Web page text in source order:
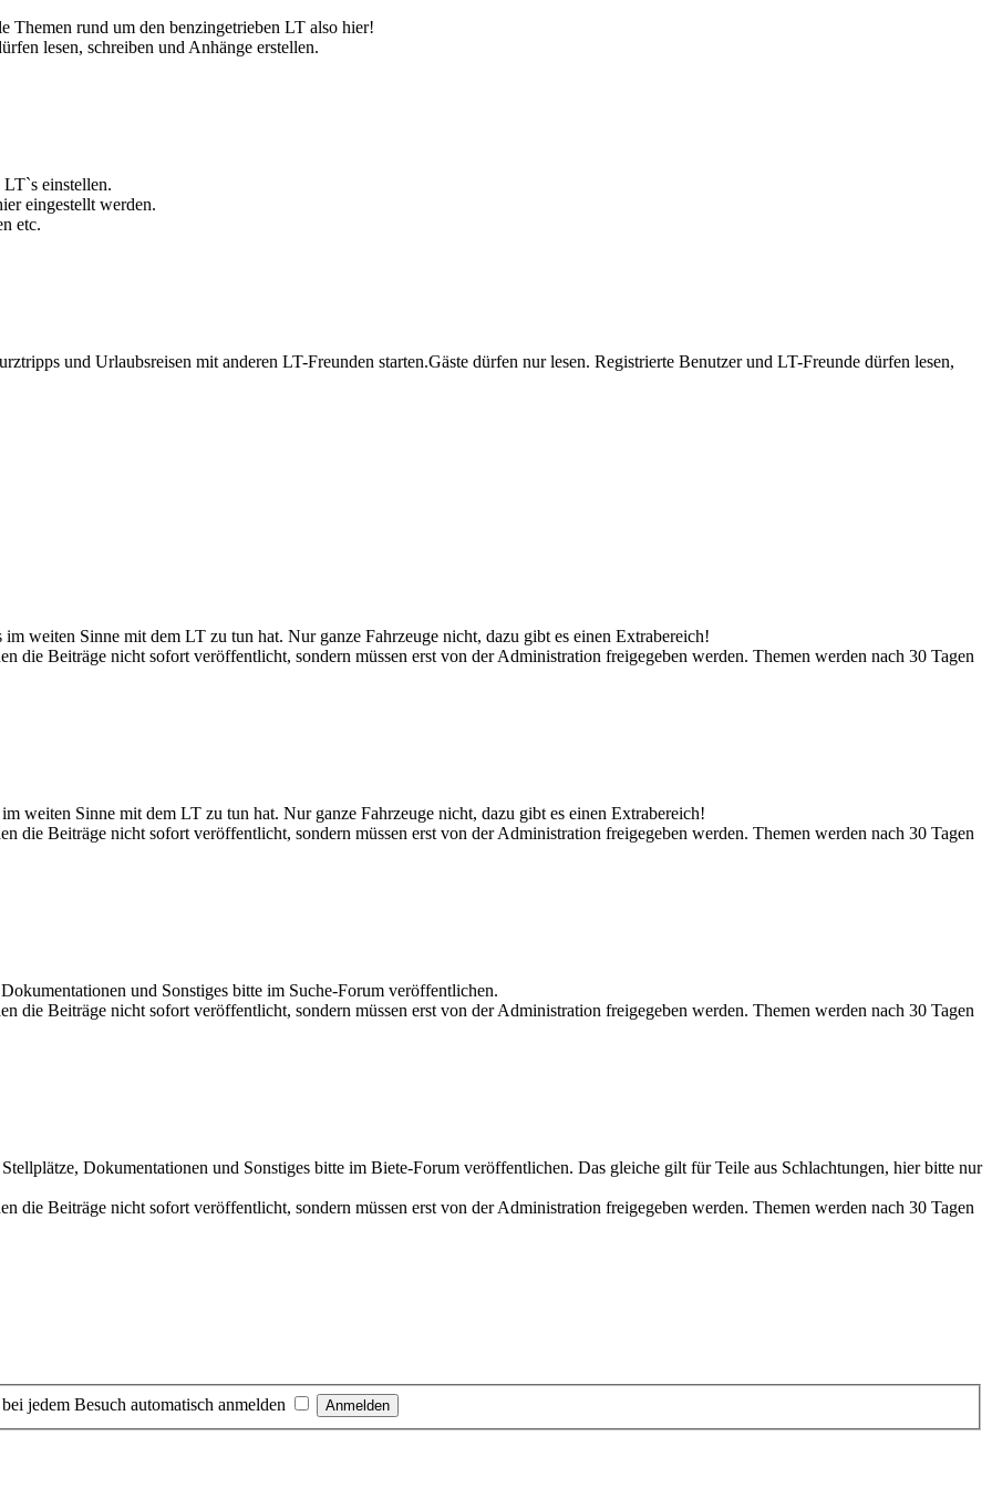
Themen rund um den benzingetrieben LT also hier!
lesen, schreiben und Anhänge erstellen.
einstellen.
eingestellt werden.
etc.
und Urlaubsreisen mit anderen LT-Freunden starten.Gäste dürfen nur lesen. Registrierte Benutzer und LT-Freunde dürfen lesen,
weiten Sinne mit dem LT zu tun hat. Nur ganze Fahrzeuge nicht, dazu gibt es einen Extrabereich!
die Beiträge nicht sofort veröffentlicht, sondern müssen erst von der Administration freigegeben werden. Themen werden nach 30 Tagen
weiten Sinne mit dem LT zu tun hat. Nur ganze Fahrzeuge nicht, dazu gibt es einen Extrabereich!
die Beiträge nicht sofort veröffentlicht, sondern müssen erst von der Administration freigegeben werden. Themen werden nach 30 Tagen
und Sonstiges bitte im Suche-Forum veröffentlichen.
die Beiträge nicht sofort veröffentlicht, sondern müssen erst von der Administration freigegeben werden. Themen werden nach 30 Tagen
Dokumentationen und Sonstiges bitte im Biete-Forum veröffentlichen. Das gleiche gilt für Teile aus Schlachtungen, hier bitte nur
die Beiträge nicht sofort veröffentlicht, sondern müssen erst von der Administration freigegeben werden. Themen werden nach 30 Tagen
jedem Besuch automatisch anmelden